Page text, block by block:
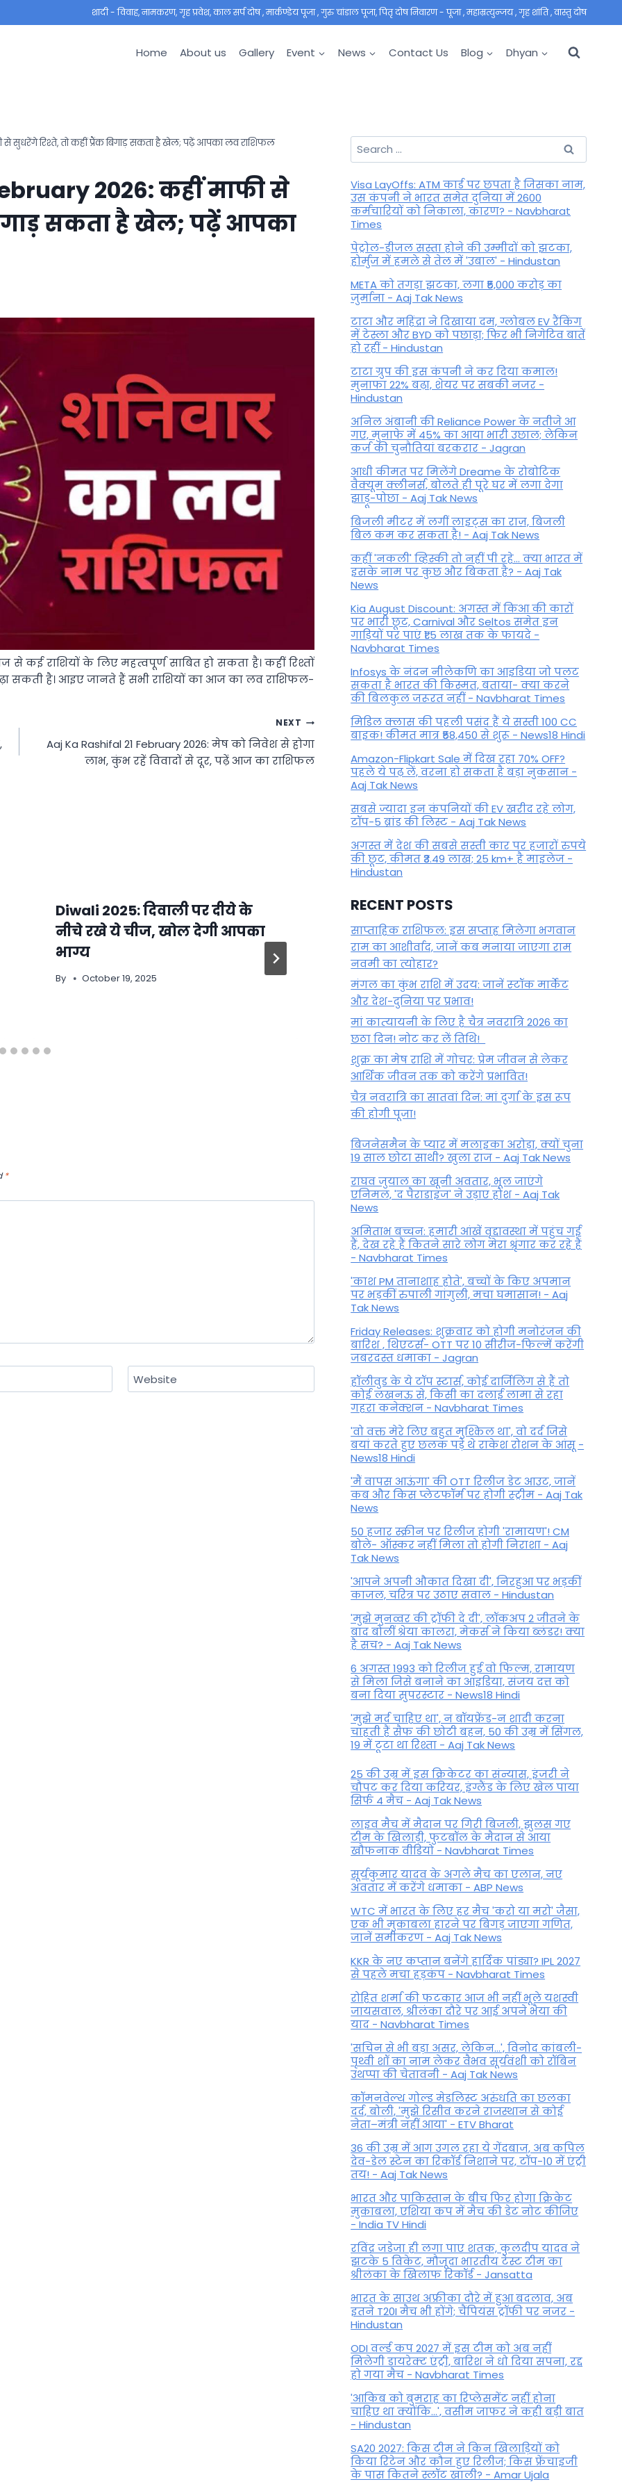
शादी - विवाह, नामकरण, गृह प्रवेश, काल सर्प दोष , मार्कण्डेय पूजा , गुरु चांडाल पूजा, पितृ दोष निवारण - पूजा , महाम्रत्युन्जय , गृह शांति , वास्तु दोष
Home About us Gallery Event News Contact Us Blog Dhyan
से सुधरेंगे रिश्ते, तो कहीं प्रैंक बिगाड़ सकता है खेल; पढ़ें आपका लव राशिफल
2026: कहीं माफी से
सकता है खेल; पढ़ें आपका
कई राशियों के लिए महत्वपूर्ण साबित हो सकता है। कहीं रिश्तों
सकती है। आइए जानते हैं सभी राशियों का आज का लव राशिफल-
NEXT
Aaj Ka Rashifal 21 February 2026: मेष को निवेश से होगा
लाभ, कुंभ रहें विवादों से दूर, पढ़ें आज का राशिफल
Diwali 2025: दिवाली पर दीये के
नीचे रखे ये चीज, खोल देगी आपका
भाग्य
By October 19, 2025
Kajari Teej 2022: कजरी तीज व्रत
पर रखें सावधानी, इन चीजों के बिन
अधूरी रह जाएगी पूजा
By August 13, 2022
*
Website
Search
for:
Visa LayOffs: ATM कार्ड पर छपता है जिसका नाम,
उस कंपनी ने भारत समेत दुनिया में 2600
कर्मचारियों को निकाला, कारण? - Navbharat
Times
पेट्रोल-डीजल सस्ता होने की उम्मीदों को झटका,
होर्मुज में हमले से तेल में 'उबाल' - Hindustan
META को तगड़ा झटका, लगा ₹5,000 करोड़ का
जुर्माना - Aaj Tak News
टाटा और महिंद्रा ने दिखाया दम, ग्लोबल EV रैंकिंग
में टेस्ला और BYD को पछाड़ा; फिर भी निगेटिव बातें
हो रहीं - Hindustan
टाटा ग्रुप की इस कंपनी ने कर दिया कमाल!
मुनाफा 22% बढ़ा, शेयर पर सबकी नजर -
Hindustan
अनिल अंबानी की Reliance Power के नतीजे आ
गए, मुनाफे में 45% का आया भारी उछाल; लेकिन
कर्ज की चुनौतियां बरकरार - Jagran
आधी कीमत पर मिलेंगे Dreame के रोबोटिक
वैक्यूम क्लीनर्स, बोलते ही पूरे घर में लगा देगा
झाड़ू-पोछा - Aaj Tak News
बिजली मीटर में लगीं लाइट्स का राज़, बिजली
बिल कम कर सकता है! - Aaj Tak News
कहीं 'नकली' व्हिस्की तो नहीं पी रहे... क्या भारत में
इसके नाम पर कुछ और बिकता है? - Aaj Tak
News
Kia August Discount: अगस्त में किआ की कारों
पर भारी छूट, Carnival और Seltos समेत इन
गाड़ियों पर पाएं ₹1.5 लाख तक के फायदे -
Navbharat Times
Infosys के नंदन नीलेकणि का आइडिया जो पलट
सकता है भारत की किस्मत, बताया- क्या करने
की बिलकुल जरूरत नहीं - Navbharat Times
मिडिल क्लास की पहली पसंद हैं ये सस्ती 100 CC
बाइक! कीमत मात्र ₹58,450 से शुरू - News18 Hindi
Amazon-Flipkart Sale में दिख रहा 70% OFF?
पहले ये पढ़ लें, वरना हो सकता है बड़ा नुकसान -
Aaj Tak News
सबसे ज्यादा इन कंपनियों की EV खरीद रहे लोग,
टॉप-5 ब्रांड की लिस्ट - Aaj Tak News
अगस्त में देश की सबसे सस्ती कार पर हजारों रुपये
की छूट, कीमत ₹3.49 लाख; 25 km+ है माइलेज -
Hindustan
RECENT POSTS
साप्ताहिक राशिफल: इस सप्ताह मिलेगा भगवान
राम का आशीर्वाद, जानें कब मनाया जाएगा राम
नवमी का त्योहार?
मंगल का कुंभ राशि में उदय: जानें स्‍टॉक मार्केट
और देश-दुनिया पर प्रभाव!
मां कात्‍यायनी के लिए है चैत्र नवरात्रि 2026 का
छठा दिन! नोट कर लें तिथि!
शुक्र का मेष राशि में गोचर: प्रेम जीवन से लेकर
आर्थिक जीवन तक को करेंगे प्रभावित!
चैत्र नवरात्रि का सातवां दिन: मां दुर्गा के इस रूप
की होगी पूजा!
बिजनेसमैन के प्यार में मलाइका अरोड़ा, क्यों चुना
19 साल छोटा साथी? खुला राज - Aaj Tak News
राघव जुयाल का खूनी अवतार, भूल जाएंगे
एनिमल, 'द पैराडाइज' ने उड़ाए होश - Aaj Tak
News
अमिताभ बच्चन: हमारी आंखें वृद्दावस्था में पहुंच गई
हैं, देख रहे हैं कितने सारे लोग मेरा श्रृंगार कर रहे हैं
- Navbharat Times
'काश PM तानाशाह होते', बच्चों के किए अपमान
पर भड़कीं रुपाली गांगुली, मचा घमासान! - Aaj
Tak News
Friday Releases: शुक्रवार को होगी मनोरंजन की
बारिश , थिएटर्स- OTT पर 10 सीरीज-फिल्में करेंगी
जबरदस्त धमाका - Jagran
हॉलीवुड के ये टॉप स्टार्स, कोई दार्जिलिंग से हैं तो
कोई लखनऊ से, किसी का दलाई लामा से रहा
गहरा कनेक्शन - Navbharat Times
'वो वक्त मेरे लिए बहुत मुश्किल था', वो दर्द जिसे
बयां करते हुए छलक पड़े थे राकेश रोशन के आंसू -
News18 Hindi
'मैं वापस आऊंगा' की OTT रिलीज डेट आउट, जानें
कब और किस प्लेटफॉर्म पर होगी स्ट्रीम - Aaj Tak
News
50 हजार स्क्रीन पर रिलीज होगी 'रामायण'! CM
बोले- ऑस्कर नहीं मिला तो होगी निराशा - Aaj
Tak News
'आपने अपनी औकात दिखा दी', निरहुआ पर भड़कीं
काजल, चरित्र पर उठाए सवाल - Hindustan
'मुझे मुनव्वर की ट्रॉफी दे दी', लॉकअप 2 जीतने के
बाद बोलीं श्रेया कालरा, मेकर्स ने किया ब्लंडर! क्या
है सच? - Aaj Tak News
6 अगस्त 1993 को रिलीज हुई वो फिल्म, रामायण
से मिला जिसे बनाने का आइडिया, संजय दत्त को
बना दिया सुपरस्टार - News18 Hindi
'मुझे मर्द चाहिए था', न बॉयफ्रेंड-न शादी करना
चाहती हैं सैफ की छोटी बहन, 50 की उम्र में सिंगल,
19 में टूटा था रिश्ता - Aaj Tak News
25 की उम्र में इस क्रिकेटर का संन्यास, इंजरी ने
चौपट कर दिया करियर, इंग्लैंड के लिए खेल पाया
सिर्फ 4 मैच - Aaj Tak News
लाइव मैच में मैदान पर गिरी बिजली, झुलस गए
टीम के खिलाड़ी, फुटबॉल के मैदान से आया
खौफनाक वीडियो - Navbharat Times
सूर्यकुमार यादव के अगले मैच का एलान, नए
अवतार में करेंगे धमाका - ABP News
WTC में भारत के लिए हर मैच 'करो या मरो' जैसा,
एक भी मुकाबला हारने पर बिगड़ जाएगा गण‍ित,
जानें समीकरण - Aaj Tak News
KKR के नए कप्तान बनेंगे हार्दिक पांड्या? IPL 2027
से पहले मचा हड़कंप - Navbharat Times
रोहित शर्मा की फटकार आज भी नहीं भूले यशस्वी
जायसवाल, श्रीलंका दौरे पर आई अपने भैया की
याद - Navbharat Times
'सचिन से भी बड़ा असर, लेकिन...', व‍िनोद कांबली-
पृथ्वी शॉ का नाम लेकर वैभव सूर्यवंशी को रॉबिन
उथप्पा की चेतावनी - Aaj Tak News
कॉमनवेल्थ गोल्ड मे​डलिस्ट अरुंधति का छलका
दर्द, बोली, 'मुझे रिसीव करने राजस्थान से कोई
नेता–मंत्री नहीं आया' - ETV Bharat
36 की उम्र में आग उगल रहा ये गेंदबाज, अब कपिल
देव-डेल स्टेन का रिकॉर्ड निशाने पर, टॉप-10 में एंट्री
तय! - Aaj Tak News
भारत और पाकिस्तान के बीच फिर होगा क्रिकेट
मुकाबला, एशिया कप में मैच की डेट नोट कीजिए
- India TV Hindi
रविंद्र जडेजा ही लगा पाए शतक, कुलदीप यादव ने
झटके 5 विकेट, मौजूदा भारतीय टेस्ट टीम का
श्रीलंका के खिलाफ रिकॉर्ड - Jansatta
भारत के साउथ अफ्रीका दौरे में हुआ बदलाव, अब
इतने T20I मैच भी होंगे; चैंपियंस ट्रॉफी पर नजर -
Hindustan
ODI वर्ल्ड कप 2027 में इस टीम को अब नहीं
मिलेगी डायरेक्ट एंट्री, बारिश ने धो दिया सपना, रद्द
हो गया मैच - Navbharat Times
'आकिब को बुमराह का रिप्लेसमेंट नहीं होना
चाहिए था क्योंकि...', वसीम जाफर ने कही बड़ी बात
- Hindustan
SA20 2027: किस टीम ने किन खिलाड़ियों को
किया रिटेन और कौन हुए रिलीज; किस फ्रेंचाइजी
के पास कितने स्लॉट खाली? - Amar Ujala